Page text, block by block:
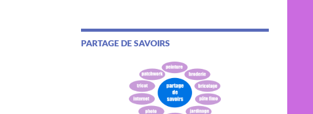
PARTAGE DE SAVOIRS